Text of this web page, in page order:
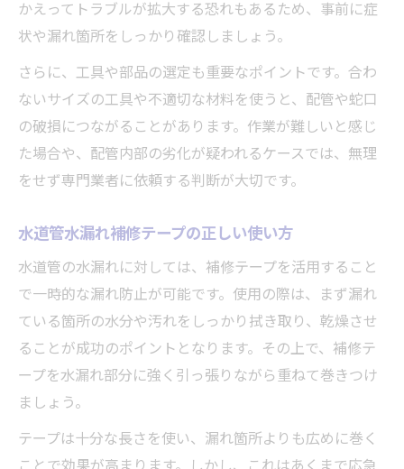
かえってトラブルが拡大する恐れもあるため、事前に症
状や漏れ箇所をしっかり確認しましょう。
さらに、工具や部品の選定も重要なポイントです。合わ
ないサイズの工具や不適切な材料を使うと、配管や蛇口
の破損につながることがあります。作業が難しいと感じ
た場合や、配管内部の劣化が疑われるケースでは、無理
をせず専門業者に依頼する判断が大切です。
水道管水漏れ補修テープの正しい使い方
水道管の水漏れに対しては、補修テープを活用すること
で一時的な漏れ防止が可能です。使用の際は、まず漏れ
ている箇所の水分や汚れをしっかり拭き取り、乾燥させ
ることが成功のポイントとなります。その上で、補修テ
ープを水漏れ部分に強く引っ張りながら重ねて巻きつけ
ましょう。
テープは十分な長さを使い、漏れ箇所よりも広めに巻く
ことで効果が高まります。しかし、これはあくまで応急